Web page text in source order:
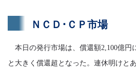
ＮＣＤ･ＣＰ市場
本日の発行市場は、償還額2,100億円
と大きく償還超となった。連休明けと